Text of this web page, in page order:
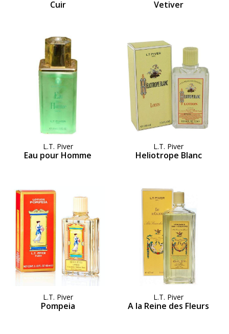
Cuir Vetiver
L.T. Piver
Eau pour Homme
L.T. Piver
Heliotrope Blanc
L.T. Piver
Pompeia
L.T. Piver
A la Reine des Fleurs